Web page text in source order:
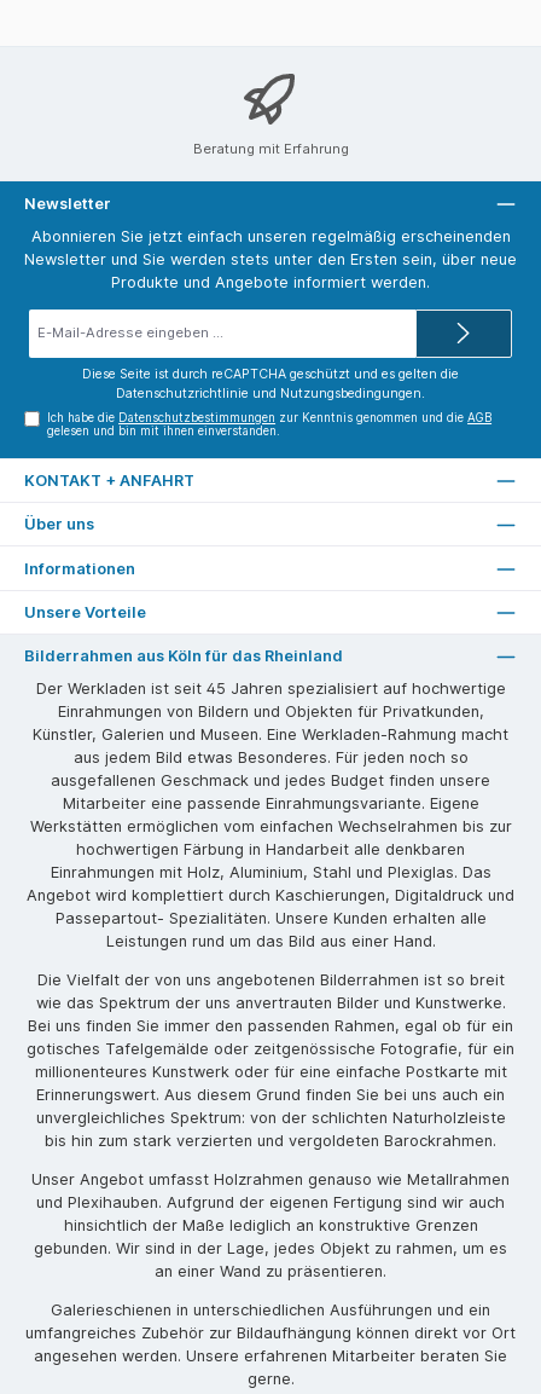
Beratung mit Erfahrung
Newsletter
Abonnieren Sie jetzt einfach unseren regelmäßig erscheinenden
Newsletter und Sie werden stets unter den Ersten sein, über neue
Produkte und Angebote informiert werden.
Diese Seite ist durch reCAPTCHA geschützt und es gelten die
Datenschutzrichtlinie und Nutzungsbedingungen.
Ich habe die Datenschutzbestimmungen zur Kenntnis genommen und dieAGB
gelesen und bin mit ihnen einverstanden.
KONTAKT + ANFAHRT
Über uns
Informationen
Unsere Vorteile
Bilderrahmen aus Köln für das Rheinland
Der Werkladen ist seit 45 Jahren spezialisiert auf hochwertige
Einrahmungen von Bildern und Objekten für Privatkunden,
Künstler, Galerien und Museen. Eine Werkladen-Rahmung macht
aus jedem Bild etwas Besonderes. Für jeden noch so
ausgefallenen Geschmack und jedes Budget finden unsere
Mitarbeiter eine passende Einrahmungsvariante. Eigene
Werkstätten ermöglichen vom einfachen Wechselrahmen bis zur
hochwertigen Färbung in Handarbeit alle denkbaren
Einrahmungen mit Holz, Aluminium, Stahl und Plexiglas. Das
Angebot wird komplettiert durch Kaschierungen, Digitaldruck und
Passepartout- Spezialitäten. Unsere Kunden erhalten alle
Leistungen rund um das Bild aus einer Hand.
Die Vielfalt der von uns angebotenen Bilderrahmen ist so breit
wie das Spektrum der uns anvertrauten Bilder und Kunstwerke.
Bei uns finden Sie immer den passenden Rahmen, egal ob für ein
gotisches Tafelgemälde oder zeitgenössische Fotografie, für ein
millionenteures Kunstwerk oder für eine einfache Postkarte mit
Erinnerungswert. Aus diesem Grund finden Sie bei uns auch ein
unvergleichliches Spektrum: von der schlichten Naturholzleiste
bis hin zum stark verzierten und vergoldeten Barockrahmen.
Unser Angebot umfasst Holzrahmen genauso wie Metallrahmen
und Plexihauben. Aufgrund der eigenen Fertigung sind wir auch
hinsichtlich der Maße lediglich an konstruktive Grenzen
gebunden. Wir sind in der Lage, jedes Objekt zu rahmen, um es
an einer Wand zu präsentieren.
Galerieschienen in unterschiedlichen Ausführungen und ein
umfangreiches Zubehör zur Bildaufhängung können direkt vor Ort
angesehen werden. Unsere erfahrenen Mitarbeiter beraten Sie
gerne.